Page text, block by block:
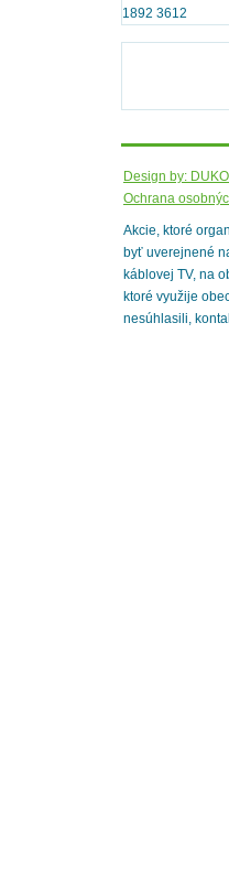
1892 3612
Design by: DUKO
Ochrana
Akcie, ktoré
byť uverejnené
káblovej TV, na
ktoré využije
nesúhlasili,